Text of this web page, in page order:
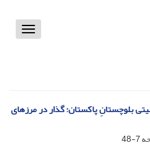
Toggle
بلوچستانِ پاکستان: گذار در مرزهای
7-48